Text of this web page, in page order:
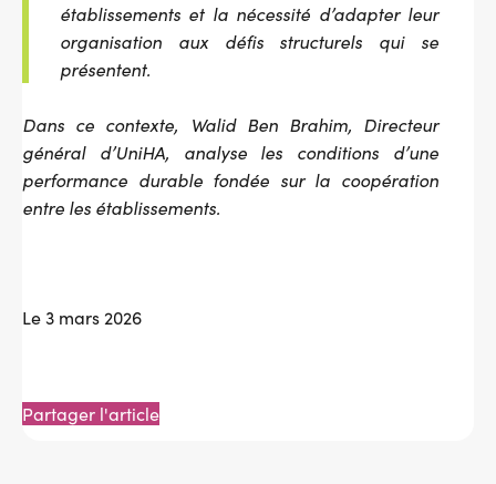
établissements et la nécessité d’adapter leur
organisation aux défis structurels qui se
présentent.
Dans ce contexte, Walid Ben Brahim, Directeur
général d’UniHA, analyse les conditions d’une
performance durable fondée sur la coopération
entre les établissements.
Le 3 mars 2026
Partager l'article